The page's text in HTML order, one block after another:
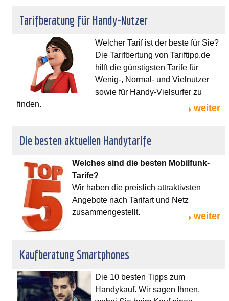
Tarifberatung für Handy-Nutzer
Welcher Tarif ist der beste für Sie?
Die Tarifbertung von Tariftipp.de
hilft die günstigsten Tarife für
Wenig-, Normal- und Vielnutzer
sowie für Handy-Vielsurfer zu
finden.
weiter
Die besten aktuellen Handytarife
Welches sind die besten Mobilfunk-
Tarife?
Wir haben die preislich attraktivsten
Angebote nach Tarifart und Netz
zusammengestellt.
weiter
Kaufberatung Smartphones
Die 10 besten Tipps zum
Handykauf. Wir sagen Ihnen,